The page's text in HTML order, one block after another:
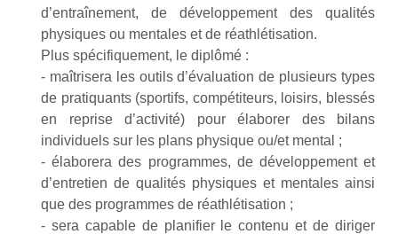
d’entraînement, de développement des qualités
physiques ou mentales et de réathlétisation.
Plus spécifiquement, le diplômé :
- maîtrisera les outils d’évaluation de plusieurs types
de pratiquants (sportifs, compétiteurs, loisirs, blessés
en reprise d’activité) pour élaborer des bilans
individuels sur les plans physique ou/et mental ;
- élaborera des programmes, de développement et
d’entretien de qualités physiques et mentales ainsi
que des programmes de réathlétisation ;
- sera capable de planifier le contenu et de diriger